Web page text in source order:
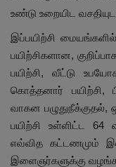
உண்டு உறையிட
இப்பயிற்சி
பயிற்சிகளான,
பயிற்சி, வீட்டு
கொத்தனார் பயிற்சி,
வாகன பழுதுநீக்குதல்,
பயிற்சி உள்ளிட்ட 64
எவ்வித கட்டணமும்
இளைஞர்களுக்கு